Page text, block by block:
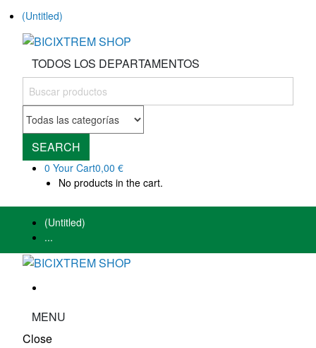
(Untitled)
TODOS LOS DEPARTAMENTOS
SEARCH
0 Your Cart0,00 €
No products in the cart.
(Untitled)
...
MENU
Close